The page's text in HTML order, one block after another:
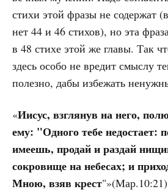
стихи этой фразы не содержат
нет 44 и 46 стихов), но эта
в 48 стихе этой же главы. Так
здесь особо не вредит смыслу
полезно, дабы избежать
«Иисус, взглянув на него,
ему: "Одного тебе недостает:
имеешь, продай и раздай
сокровище на небесах; и
Мною, взяв крест